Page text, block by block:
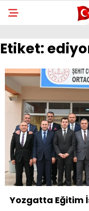
Etiket:
Yozgatta Eğitim